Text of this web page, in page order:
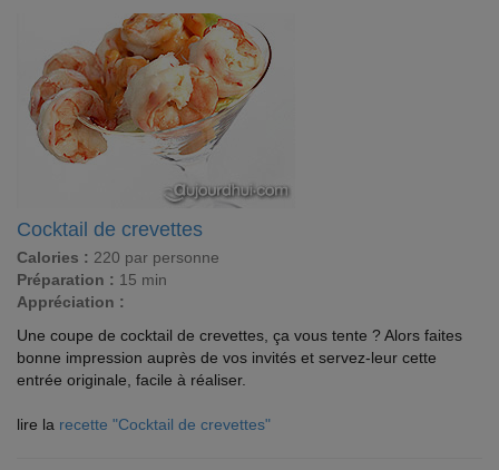
Cocktail de crevettes
Calories : 220 par personne
Préparation : 15 min
Appréciation :
Une coupe de cocktail de crevettes, ça vous tente ? Alors faites
bonne impression auprès de vos invités et servez-leur cette
entrée originale, facile à réaliser.
lire la recette "Cocktail de crevettes"